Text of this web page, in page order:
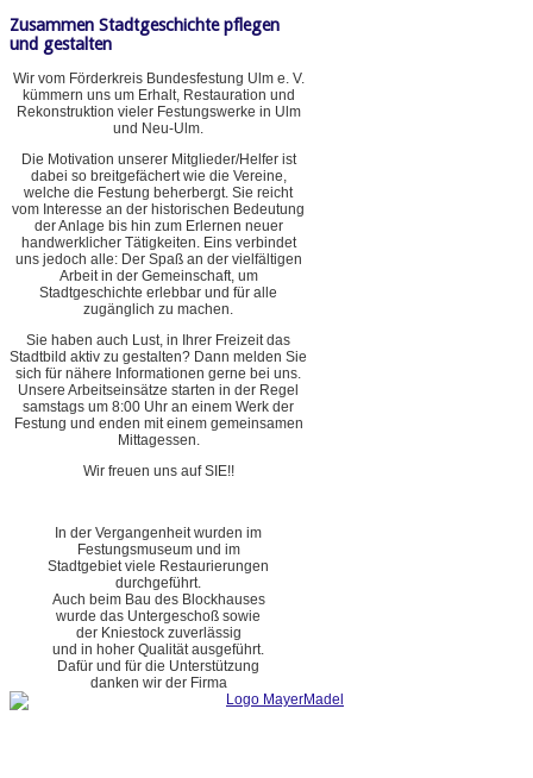
Zusammen Stadtgeschichte pflegen
und gestalten
Wir vom Förderkreis Bundesfestung Ulm e. V.
kümmern uns um Erhalt, Restauration und
Rekonstruktion vieler Festungswerke in Ulm
und Neu-Ulm.
Die Motivation unserer Mitglieder/Helfer ist
dabei so breitgefächert wie die Vereine,
welche die Festung beherbergt. Sie reicht
vom Interesse an der historischen Bedeutung
der Anlage bis hin zum Erlernen neuer
handwerklicher Tätigkeiten. Eins verbindet
uns jedoch alle: Der Spaß an der vielfältigen
Arbeit in der Gemeinschaft, um
Stadtgeschichte erlebbar und für alle
zugänglich zu machen.
Sie haben auch Lust, in Ihrer Freizeit das
Stadtbild aktiv zu gestalten? Dann melden Sie
sich für nähere Informationen gerne bei uns.
Unsere Arbeitseinsätze starten in der Regel
samstags um 8:00 Uhr an einem Werk der
Festung und enden mit einem gemeinsamen
Mittagessen.
Wir freuen uns auf SIE!!
In der Vergangenheit wurden im
Festungsmuseum und im
Stadtgebiet viele Restaurierungen
durchgeführt.
Auch beim Bau des Blockhauses
wurde das Untergeschoß sowie
der Kniestock zuverlässig
und in hoher Qualität ausgeführt.
Dafür und für die Unterstützung
danken wir der Firma